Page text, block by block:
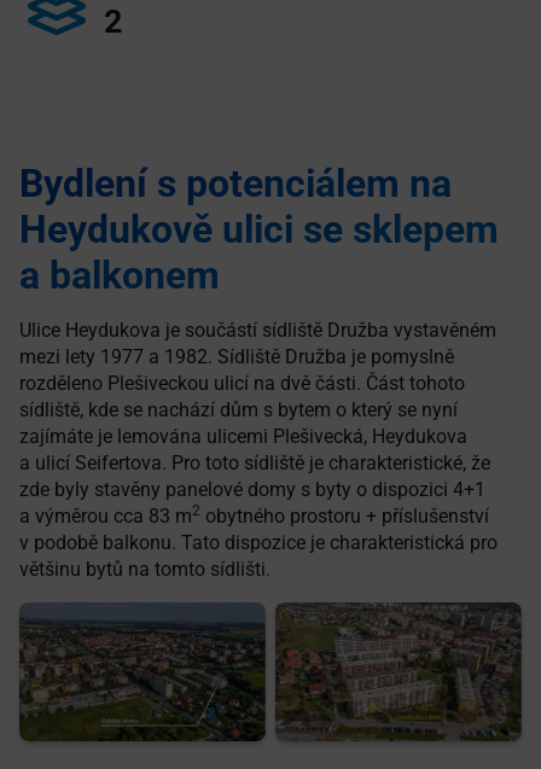
2
Bydlení s potenciálem na
Heydukově ulici se sklepem
a balkonem
Ulice Heydukova je součástí sídliště Družba vystavěném
mezi lety 1977 a 1982. Sídliště Družba je pomyslně
rozděleno Plešiveckou ulicí na dvě části. Část tohoto
sídliště, kde se nachází dům s bytem o který se nyní
zajímáte je lemována ulicemi Plešivecká, Heydukova
a ulicí Seifertova. Pro toto sídliště je charakteristické, že
zde byly stavěny panelové domy s byty o dispozici 4+1
a výměrou cca 83 m2 obytného prostoru + příslušenství
v podobě balkonu. Tato dispozice je charakteristická pro
většinu bytů na tomto sídlišti.